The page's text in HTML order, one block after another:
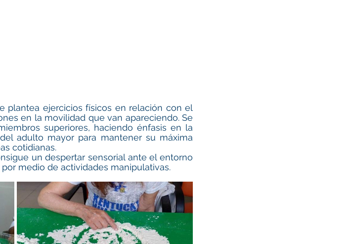
plantea ejercicios físicos en relación con el
en la movilidad que van apareciendo. Se
superiores, haciendo énfasis en la
adulto mayor para mantener su máxima
cotidianas.
un despertar sensorial ante el entorno
medio de actividades manipulativas.